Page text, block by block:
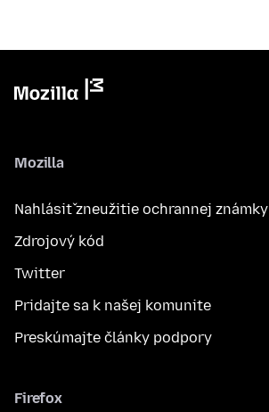
Mozilla
Nahlásiť zneužitie ochrannej známky
Zdrojový kód
Twitter
Pridajte sa k našej komunite
Preskúmajte články podpory
Firefox